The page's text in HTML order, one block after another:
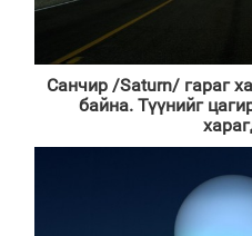
Санчир /Saturn/ гараг
байна. Түүнийг